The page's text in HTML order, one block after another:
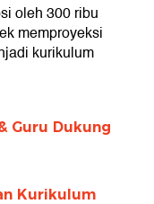
oleh 300 ribu
memproyeksi
kurikulum
Guru Dukung
Kurikulum